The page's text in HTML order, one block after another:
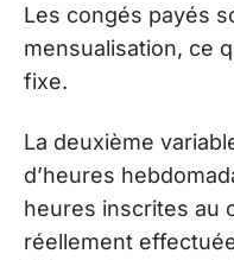
Les congés payés
mensualisation, ce
fixe.
La deuxième
d’heures
heures inscrites au
réellement